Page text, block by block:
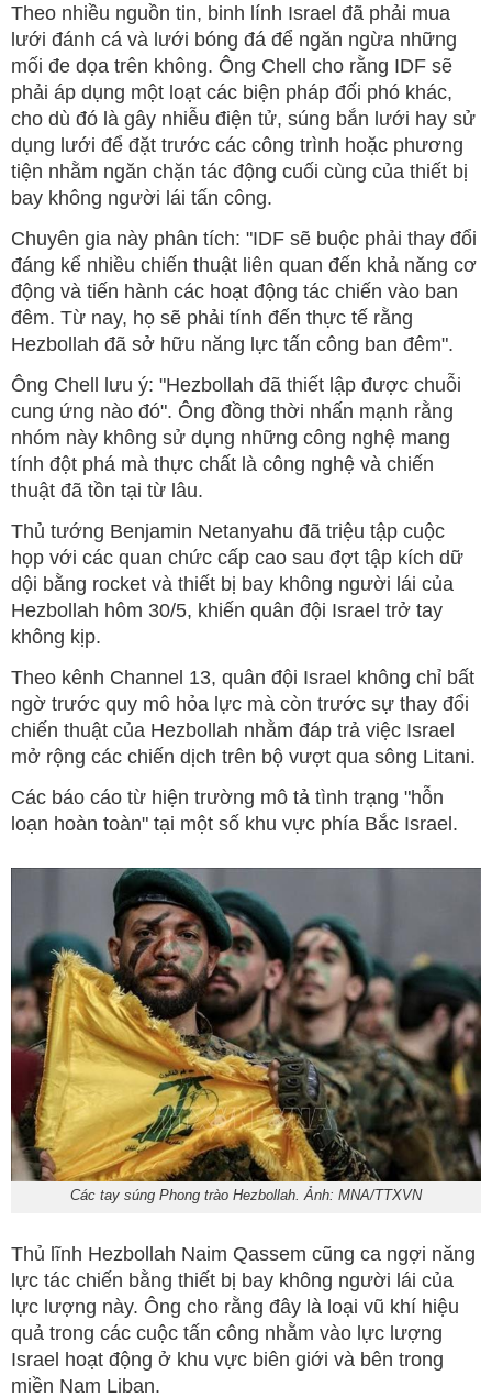
Theo nhiều nguồn tin, binh lính Israel đã phải mua
lưới đánh cá và lưới bóng đá để ngăn ngừa những
mối đe dọa trên không. Ông Chell cho rằng IDF sẽ
phải áp dụng một loạt các biện pháp đối phó khác,
cho dù đó là gây nhiễu điện tử, súng bắn lưới hay sử
dụng lưới để đặt trước các công trình hoặc phương
tiện nhằm ngăn chặn tác động cuối cùng của thiết bị
bay không người lái tấn công.
Chuyên gia này phân tích: "IDF sẽ buộc phải thay đổi
đáng kể nhiều chiến thuật liên quan đến khả năng cơ
động và tiến hành các hoạt động tác chiến vào ban
đêm. Từ nay, họ sẽ phải tính đến thực tế rằng
Hezbollah đã sở hữu năng lực tấn công ban đêm".
Ông Chell lưu ý: "Hezbollah đã thiết lập được chuỗi
cung ứng nào đó". Ông đồng thời nhấn mạnh rằng
nhóm này không sử dụng những công nghệ mang
tính đột phá mà thực chất là công nghệ và chiến
thuật đã tồn tại từ lâu.
Thủ tướng Benjamin Netanyahu đã triệu tập cuộc
họp với các quan chức cấp cao sau đợt tập kích dữ
dội bằng rocket và thiết bị bay không người lái của
Hezbollah hôm 30/5, khiến quân đội Israel trở tay
không kịp.
Theo kênh Channel 13, quân đội Israel không chỉ bất
ngờ trước quy mô hỏa lực mà còn trước sự thay đổi
chiến thuật của Hezbollah nhằm đáp trả việc Israel
mở rộng các chiến dịch trên bộ vượt qua sông Litani.
Các báo cáo từ hiện trường mô tả tình trạng "hỗn
loạn hoàn toàn" tại một số khu vực phía Bắc Israel.
Các tay súng Phong trào Hezbollah. Ảnh: MNA/TTXVN
Thủ lĩnh Hezbollah Naim Qassem cũng ca ngợi năng
lực tác chiến bằng thiết bị bay không người lái của
lực lượng này. Ông cho rằng đây là loại vũ khí hiệu
quả trong các cuộc tấn công nhằm vào lực lượng
Israel hoạt động ở khu vực biên giới và bên trong
miền Nam Liban.